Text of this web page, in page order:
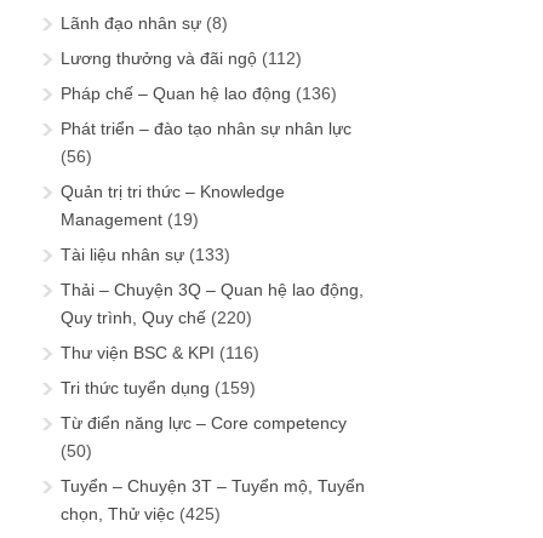
Lãnh đạo nhân sự (8)
Lương thưởng và đãi ngộ (112)
Pháp chế – Quan hệ lao động (136)
Phát triển – đào tạo nhân sự nhân lực
(56)
Quản trị tri thức – Knowledge
Management (19)
Tài liệu nhân sự (133)
Thải – Chuyện 3Q – Quan hệ lao động,
Quy trình, Quy chế (220)
Thư viện BSC & KPI (116)
Tri thức tuyển dụng (159)
Từ điển năng lực – Core competency
(50)
Tuyển – Chuyện 3T – Tuyển mộ, Tuyển
chọn, Thử việc (425)